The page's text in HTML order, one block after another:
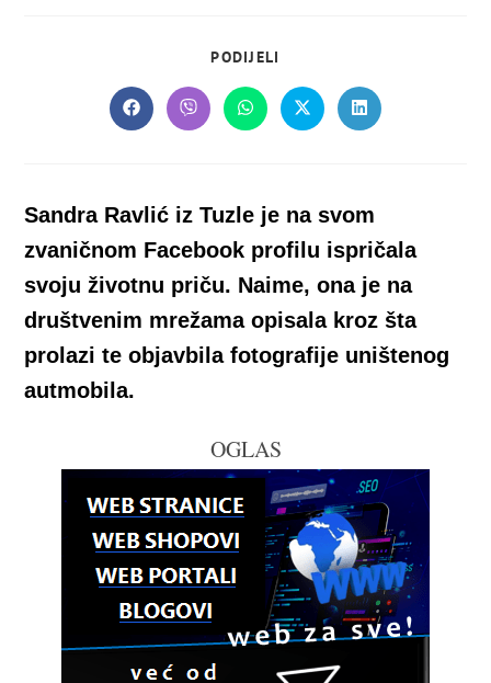
PODIJELI
CONTENT
Opens
in
Opens
in
Opens
in
Opens
in
Opens
in
Sandra Ravlić iz Tuzle je na svom
zvaničnom Facebook profilu ispričala
svoju životnu priču. Naime, ona je na
društvenim mrežama opisala kroz šta
prolazi te objavbila fotografije uništenog
autmobila.
OGLAS